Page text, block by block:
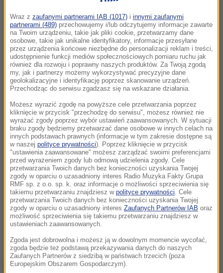
Do katastrofy doszło po godz. 12 czasu lokalnego.
Wraz z zaufanymi partnerami IAB (1017) i innymi zaufanymi
partnerami (489) przechowujemy i/lub odczytujemy informacje zawarte
na Twoim urządzeniu, takie jak pliki cookie, przetwarzamy dane
osobowe, takie jak unikalne identyfikatory, informacje przesyłane
przez urządzenia końcowe niezbędne do personalizacji reklam i treści,
udostępnienie funkcji mediów społecznościowych pomiaru ruchu jak
również dla rozwoju i poprawny naszych produktów. Za Twoją zgodą
my, jak i partnerzy możemy wykorzystywać precyzyjne dane
geolokalizacyjne i identyfikację poprzez skanowanie urządzeń.
Przechodząc do serwisu zgadzasz się na wskazane działania.
Możesz wyrazić zgodę na powyższe cele przetwarzania poprzez
kliknięcie w przycisk "przechodzę do serwisu", możesz również nie
wyrażać zgody poprzez wybór ustawień zaawansowanych. W sytuacji
braku zgody będziemy przetwarzać dane osobowe w innych celach na
innych podstawach prawnych (informacje w tym zakresie dostępne są
w naszej polityce prywatności). Poprzez kliknięcie w przycisk
"ustawienia zaawansowane" możesz zarządzać swoimi preferencjami
przed wyrażeniem zgody lub odmową udzielenia zgody. Cele
przetwarzania Twoich danych bez konieczności uzyskania Twojej
zgody w oparciu o uzasadniony interes Radio Muzyka Fakty Grupa
RMF sp. z o.o. sp. k. oraz informacje o możliwości sprzeciwienia się
takiemu przetwarzaniu znajdziesz w polityce prywatności. Cele
przetwarzania Twoich danych bez konieczności uzyskania Twojej
zgody w oparciu o uzasadniony interes Zaufanych Partnerów IAB oraz
możliwość sprzeciwienia się takiemu przetwarzaniu znajdziesz w
ustawieniach zaawansowanych.
Zgoda jest dobrowolna i możesz ją w dowolnym momencie wycofać,
zgoda będzie też podstawą przekazywania danych do naszych
Zaufanych Partnerów z siedzibą w państwach trzecich (poza
Europejskim Obszarem Gospodarczym).